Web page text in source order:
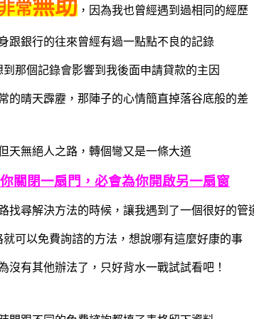
常無助 ，因為我也曾經遇到過相同的經歷
跟銀行的往來曾經有過一點點不良的記錄
到那個記錄會影響到我後面申請貸款的主因
的晴天霹靂，那陣子的心情簡直掉落谷底般的差
天無絕人之路，轉個彎又是一條大道
關閉一扇門，必會為你開啟另一扇窗
找尋解決方法的時候，讓我遇到了一個很好的管
就可以免費詢諮的方法，想說哪有這麼好康的事
沒有其他辦法了，只好背水一戰試試看吧！